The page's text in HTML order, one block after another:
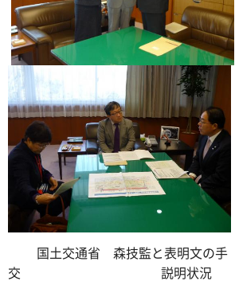
国土交通省 森技監と表明文の手
交 説明状況